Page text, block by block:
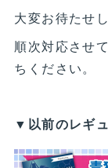
大変お待たせ
順次対応させ
ちください。
▼以前のレギ